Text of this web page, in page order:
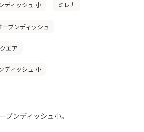
ディッシュ 小 ミレナ
ーブンディッシュ
エア
ディッシュ 小
ブンディッシュ小。